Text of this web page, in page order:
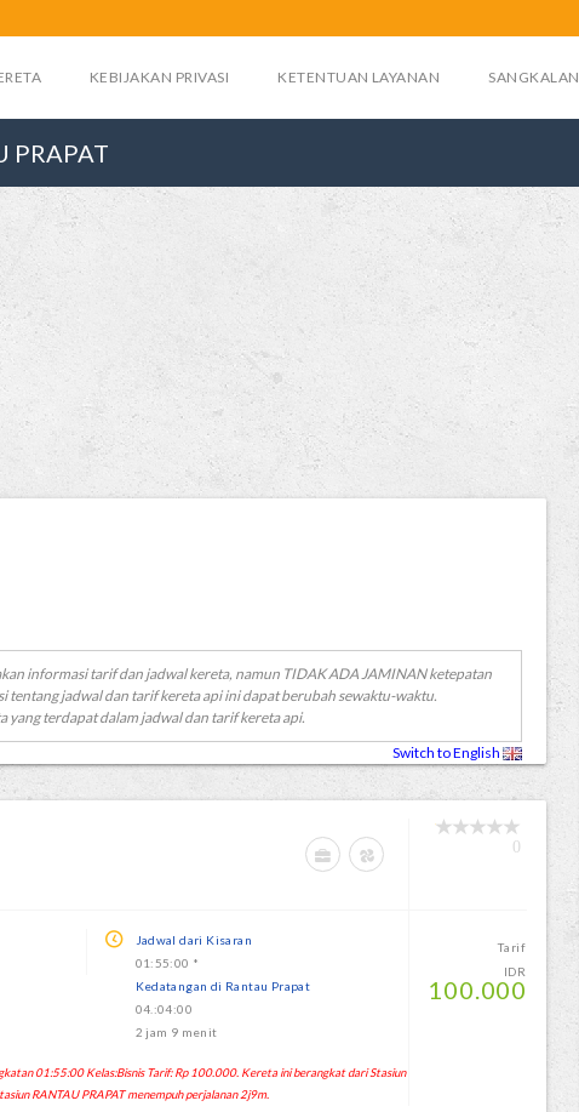
KEBIJAKAN PRIVASI KETENTUAN LAYANAN SANGKALAN
PRAPAT
informasi tarif dan jadwal kereta, namun TIDAK ADA JAMINAN ketepatan
jadwal dan tarif kereta api ini dapat berubah sewaktu-waktu.
yang terdapat dalam jadwal dan tarif kereta api.
Switch to English
0
Jadwal dari Kisaran
01:55:00 *
Kedatangan di Rantau Prapat
04.:04:00
2 jam 9 menit
Tarif
IDR
100.000
01:55:00 Kelas:Bisnis Tarif: Rp 100.000. Kereta ini berangkat dari Stasiun
RANTAU PRAPAT menempuh perjalanan 2j9m.